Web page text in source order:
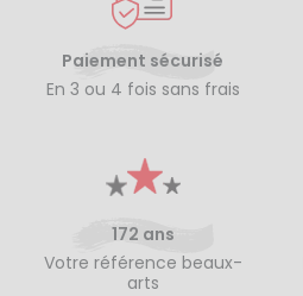
Paiement sécurisé
En 3 ou 4 fois sans frais
172 ans
Votre référence beaux-
arts